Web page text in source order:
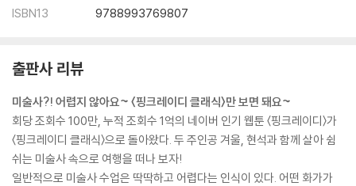
ISBN13
9788993769807
출판사 리뷰
미술사?! 어렵지 않아요~ 〈핑크레이디 클래식〉만 보면 돼요~
회당 조회수 100만, 누적 조회수 1억의 네이버 인기 웹툰 〈핑크레이디〉가
〈핑크레이디 클래식〉으로 돌아왔다. 두 주인공 겨울, 현석과 함께 살아 쉼
쉬는 미술사 속으로 여행을 떠나 보자!
일반적으로 미술사 수업은 딱딱하고 어렵다는 인식이 있다. 어떤 화가가